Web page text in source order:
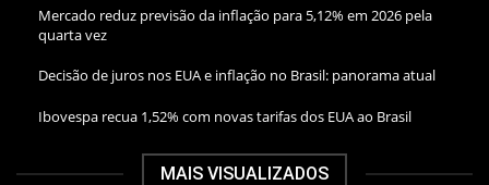
Mercado reduz previsão da inflação para 5,12% em 2026 pela
quarta vez
Decisão de juros nos EUA e inflação no Brasil: panorama atual
Ibovespa recua 1,52% com novas tarifas dos EUA ao Brasil
MAIS VISUALIZADOS